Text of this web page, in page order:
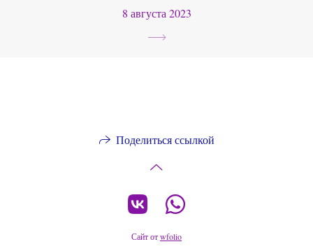
8 августа 2023
Поделиться ссылкой
Сайт отwfolio